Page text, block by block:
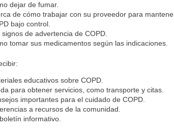
dejar de fumar.
de cómo trabajar con su proveedor para
bajo control.
signos de advertencia de COPD.
tomar sus medicamentos según las indicaciones.
educativos sobre COPD.
para obtener servicios, como transporte y citas.
importantes para el cuidado de COPD.
a recursos de la comunidad.
informativo.